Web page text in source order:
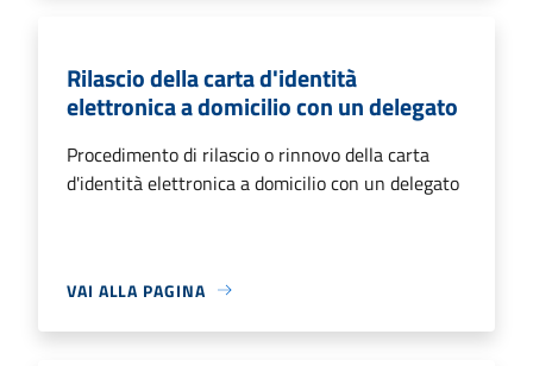
Rilascio della carta d'identità
elettronica a domicilio con un delegato
Procedimento di rilascio o rinnovo della carta
d'identità elettronica a domicilio con un delegato
VAI ALLA PAGINA